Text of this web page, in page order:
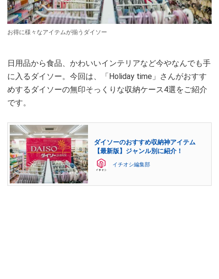
お得に様々なアイテムが揃うダイソー
日用品から食品、かわいいインテリアなど今やなんでも手
に入るダイソー。今回は、「Holiday time」さんがおすす
めするダイソーの無印そっくりな収納ケース4選をご紹介
です。
ダイソーのおすすめ収納神アイテム
【最新版】ジャンル別に紹介！
イチオシ編集部